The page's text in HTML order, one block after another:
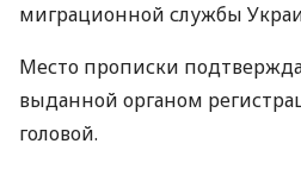
миграционной службы
Место прописки
выданной органом
головой.